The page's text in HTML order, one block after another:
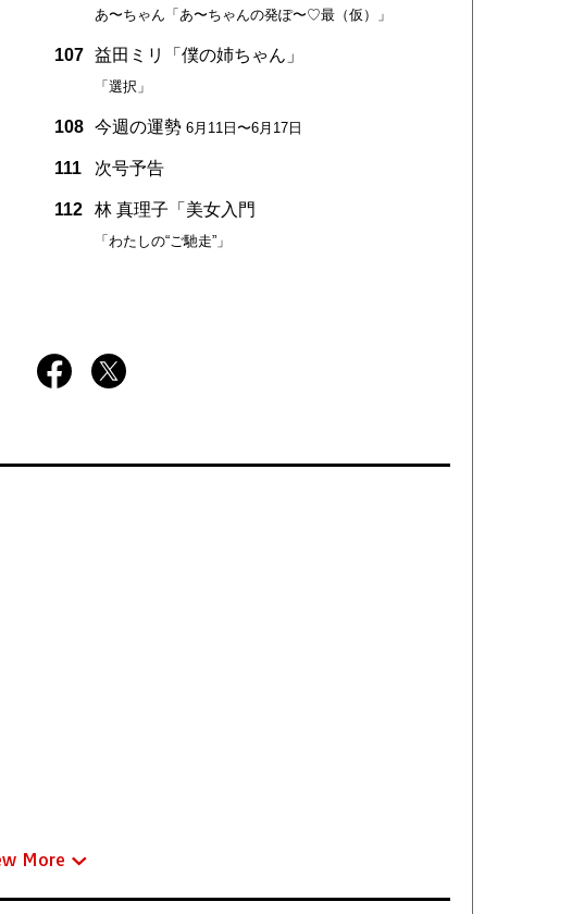
あ〜ちゃん「あ〜ちゃんの発ぽ〜♡最（仮）」
107 益田ミリ「僕の姉ちゃん」
「選択」
108 今週の運勢 6月11日〜6月17日
111 次号予告
112 林 真理子「美女入門
「わたしの“ご馳走”」
More